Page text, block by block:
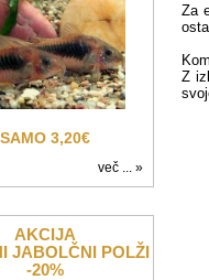
SAMO 3,20€
več ... »
AKCIJA
JABOLČNI POLŽI
-20%
Za
Z